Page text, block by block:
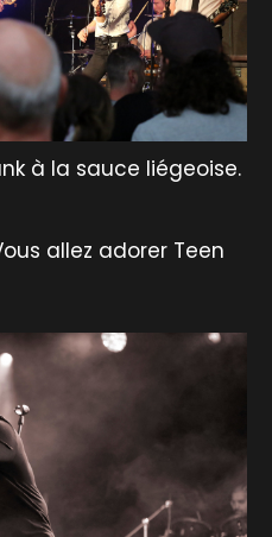
à la sauce liégeoise.
allez adorer Teen